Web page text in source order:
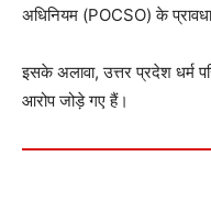
अधिनियम (POCSO) के
इसके अलावा, उत्तर प्रदेश धर्म
आरोप जोड़े गए हैं।